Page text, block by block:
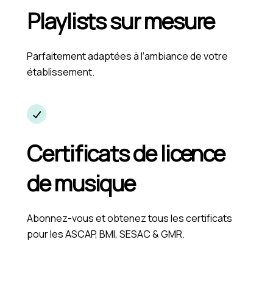
Playlists sur mesure
Parfaitement adaptées à l’ambiance de votre
établissement.
Certificats de licence
de musique
Abonnez-vous et obtenez tous les certificats
pour les ASCAP, BMI, SESAC & GMR.